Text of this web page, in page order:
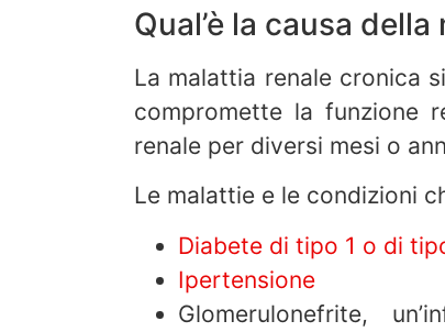
Qual’è la causa
La malattia renale cronica
compromette la funzione
renale per diversi mesi o
Le malattie e le condizioni
Diabete di tipo 1 o di
Ipertensione
Glomerulonefrite,